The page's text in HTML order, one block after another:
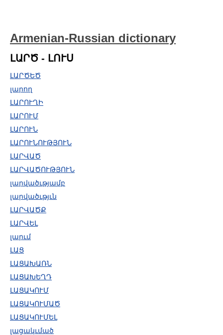
Armenian-Russian dictionary
ԼԱՐԾ - ԼՈՒՍ
ԼԱՐԾԵԾ
լարող
ԼԱՐՈՒՂԻ
ԼԱՐՈՒՄ
ԼԱՐՈՒՆ
ԼԱՐՈՒՆՈՒԹՅՈՒՆ
ԼԱՐՎԱԾ
ԼԱՐՎԱԾՈՒԹՅՈՒՆ
լարվածւթյամբ
լարվածւթյւն
ԼԱՐՎԱԾՔ
ԼԱՐՎԵԼ
լարւմ
ԼԱՑ
ԼԱՑԱԽԱՌՆ
ԼԱՑԱԽԵՂԴ
ԼԱՑԱԿՈՒՄ
ԼԱՑԱԿՈՒՄԱԾ
ԼԱՑԱԿՈՒՄԵԼ
լացակւմած